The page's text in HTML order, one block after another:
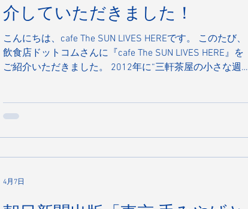
介していただきました！
こんにちは、cafe The SUN LIVES HEREです。 このたび、
飲食店ドットコムさんに『cafe The SUN LIVES HERE』を
ご紹介いただきました。 2012年に“三軒茶屋の小さな週末
「CHILK（チルク）」は年間20万個をお届けできるまでに
らしい手土産を作りたい」という想い、そして店舗づく
りへのこだわりについて詳しく取り上げていただいてい
TOWER店』、そして新しくスタートした『DRIVING
4月7日